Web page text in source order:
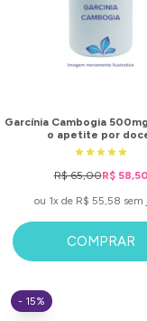
Garcínia Cambogia
o apetite por
R$ 65,00R$ 58,50
ou 1x de R$ 55,58 sem
COMPRAR
- 15%